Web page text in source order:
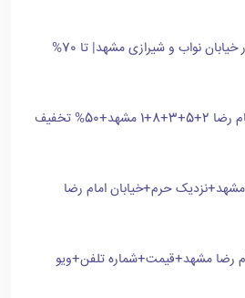
اجاره و لیست سوئیت ها در خیابان نواب و شیرازی مشهد| تا 70%
تخفیف
حرم+خیابان امام رضا
رضا مشهد+قیمت+شماره تلفن+ویو